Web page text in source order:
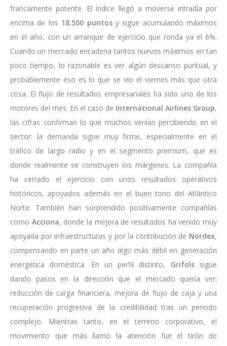
francamente potente. El índice llegó a moverse intradía por
encima de los 18.500 puntos y sigue acumulando máximos
en el año, con un arranque de ejercicio que ronda ya el 6%.
Cuando un mercado encadena tantos nuevos máximos en tan
poco tiempo, lo razonable es ver algún descanso puntual, y
probablemente eso es lo que se vio el viernes más que otra
cosa. El flujo de resultados empresariales ha sido uno de los
motores del mes. En el caso de International Airlines Group,
las cifras confirman lo que muchos venían percibiendo en el
sector: la demanda sigue muy firme, especialmente en el
tráfico de largo radio y en el segmento premium, que es
donde realmente se construyen los márgenes. La compañía
ha cerrado el ejercicio con unos resultados operativos
históricos, apoyados además en el buen tono del Atlántico
Norte. También han sorprendido positivamente compañías
como Acciona, donde la mejora de resultados ha venido muy
apoyada por infraestructuras y por la contribución de Nordex,
compensando en parte un año algo más débil en generación
energética doméstica. En un perfil distinto,
Grifols sigue
dando pasos en la dirección que el mercado quería ver:
reducción de carga financiera, mejora de flujo de caja y una
recuperación progresiva de la credibilidad tras un periodo
complejo. Mientras tanto, en el terreno corporativo, el
movimiento que más llamó la atención fue el tirón de